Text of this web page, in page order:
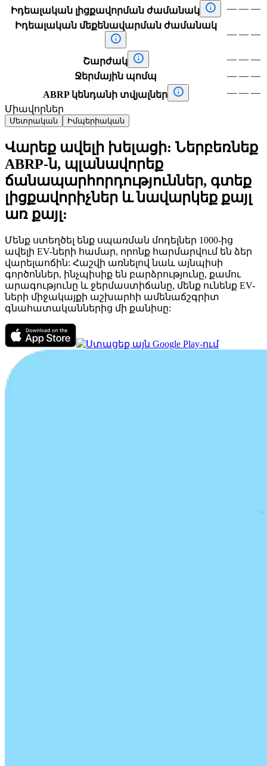
Իդեալական լիցքավորման ժամանակ  — — —
Իդեալական մեքենավարման ժամանակ
 — — —
Շարժակ  — — —
Ջերմային պոմպ
— — —
ABRP կենդանի տվյալներ
 — — —
Միավորներ
Մետրական Իմպերիական
Վարեք ավելի խելացի: Ներբեռնեք
ABRP-ն, պլանավորեք
ճանապարհորդություններ, գտեք
լիցքավորիչներ և նավարկեք քայլ
առ քայլ:
Մենք ստեղծել ենք սպառման մոդելներ 1000-ից
ավելի EV-ների համար, որոնք հարմարվում են ձեր
վարելաոճին: Հաշվի առնելով նաև այնպիսի
գործոններ, ինչպիսիք են բարձրությունը, քամու
արագությունը և ջերմաստիճանը, մենք ունենք EV-
ների միջակայքի աշխարհի ամենաճշգրիտ
գնահատականներից մի քանիսը: